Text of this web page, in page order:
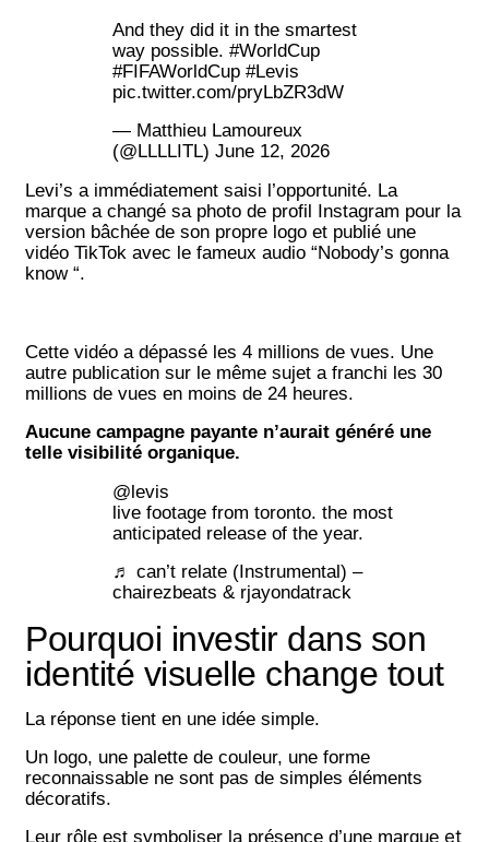
And they did it in the smartest
way possible.#WorldCup
#FIFAWorldCup #Levis
pic.twitter.com/pryLbZR3dW
— Matthieu Lamoureux
(@LLLLITL)June 12, 2026
Levi’s a immédiatement saisi l’opportunité. La
marque a changé sa photo de profil Instagram pour la
version bâchée de son propre logo et publié une
vidéo TikTok avec le fameux audio “Nobody’s gonna
know “.
Cette vidéo a dépassé les 4 millions de vues. Une
autre publication sur le même sujet a franchi les 30
millions de vues en moins de 24 heures.
Aucune campagne payante n’aurait généré une
telle visibilité organique.
@levis
live footage from toronto. the most
anticipated release of the year.
♬ can’t relate (Instrumental) –
chairezbeats & rjayondatrack
Pourquoi investir dans son
identité visuelle change tout
La réponse tient en une idée simple.
Un logo, une palette de couleur, une forme
reconnaissable ne sont pas de simples éléments
décoratifs.
Leur rôle est symboliser la présence d’une marqueet